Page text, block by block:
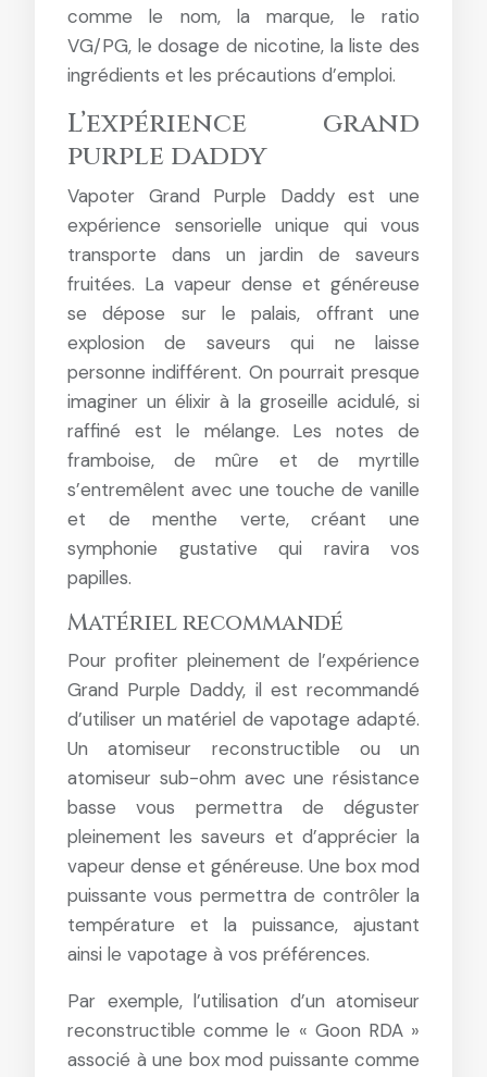
comme le nom, la marque, le ratio
VG/PG, le dosage de nicotine, la liste des
ingrédients et les précautions d’emploi.
L’expérience grand
purple daddy
Vapoter Grand Purple Daddy est une
expérience sensorielle unique qui vous
transporte dans un jardin de saveurs
fruitées. La vapeur dense et généreuse
se dépose sur le palais, offrant une
explosion de saveurs qui ne laisse
personne indifférent. On pourrait presque
imaginer un élixir à la groseille acidulé, si
raffiné est le mélange. Les notes de
framboise, de mûre et de myrtille
s’entremêlent avec une touche de vanille
et de menthe verte, créant une
symphonie gustative qui ravira vos
papilles.
Matériel recommandé
Pour profiter pleinement de l’expérience
Grand Purple Daddy, il est recommandé
d’utiliser un matériel de vapotage adapté.
Un atomiseur reconstructible ou un
atomiseur sub-ohm avec une résistance
basse vous permettra de déguster
pleinement les saveurs et d’apprécier la
vapeur dense et généreuse. Une box mod
puissante vous permettra de contrôler la
température et la puissance, ajustant
ainsi le vapotage à vos préférences.
Par exemple, l’utilisation d’un atomiseur
reconstructible comme le « Goon RDA »
associé à une box mod puissante comme